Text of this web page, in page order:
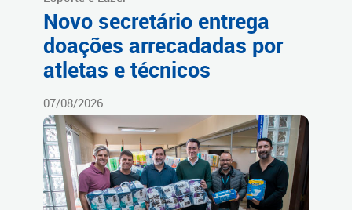
Novo secretário entrega
doações arrecadadas por
atletas e técnicos
07/08/2026